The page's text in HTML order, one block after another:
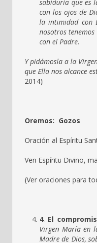
sabiduría que es
con los ojos de
la intimidad con
nosotros
con el Padre.
Y pidámosla a la
que Ella nos alcance
2014)
Oremos: Gozos
Oración al Espíritu
Ven Espíritu Divino,
(Ver oraciones para
4. El
Virgen María en
Madre de Dios,